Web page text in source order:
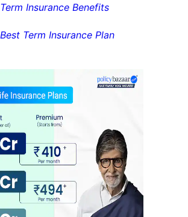
Term Insurance Benefits
Best Term Insurance Plan